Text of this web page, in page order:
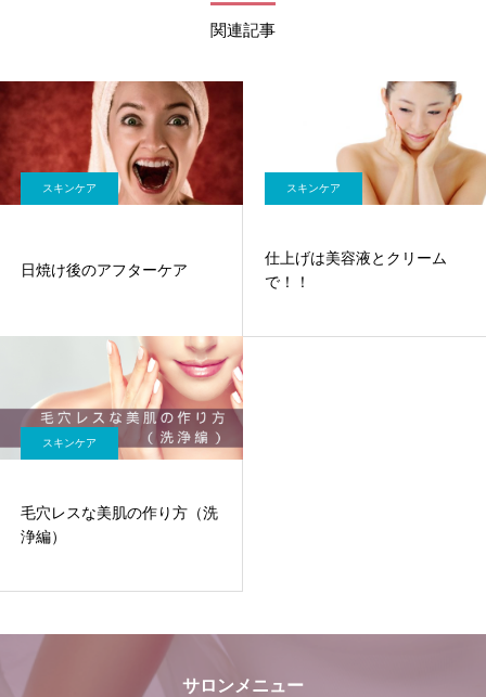
関連記事
スキンケア
日焼け後のアフターケア
スキンケア
仕上げは美容液とクリーム
で！！
スキンケア
毛穴レスな美肌の作り方（洗
浄編）
サロンメニュー